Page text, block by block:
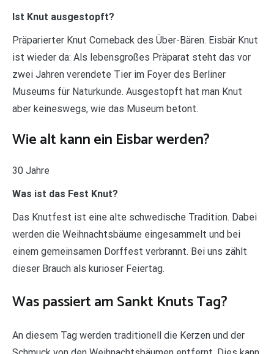
Ist Knut ausgestopft?
Präparierter Knut Comeback des Über-Bären. Eisbär Knut
ist wieder da: Als lebensgroßes Präparat steht das vor
zwei Jahren verendete Tier im Foyer des Berliner
Museums für Naturkunde. Ausgestopft hat man Knut
aber keineswegs, wie das Museum betont.
Wie alt kann ein Eisbar werden?
30 Jahre
Was ist das Fest Knut?
Das Knutfest ist eine alte schwedische Tradition. Dabei
werden die Weihnachtsbäume eingesammelt und bei
einem gemeinsamen Dorffest verbrannt. Bei uns zählt
dieser Brauch als kurioser Feiertag.
Was passiert am Sankt Knuts Tag?
An diesem Tag werden traditionell die Kerzen und der